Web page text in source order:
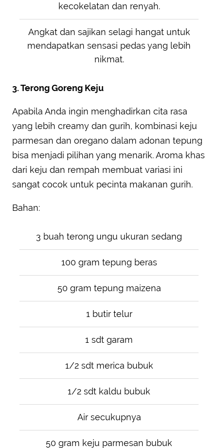
kecokelatan dan renyah.
Angkat dan sajikan selagi hangat untuk
mendapatkan sensasi pedas yang lebih
nikmat.
3. Terong Goreng Keju
Apabila Anda ingin menghadirkan cita rasa
yang lebih creamy dan gurih, kombinasi keju
parmesan dan oregano dalam adonan tepung
bisa menjadi pilihan yang menarik. Aroma khas
dari keju dan rempah membuat variasi ini
sangat cocok untuk pecinta makanan gurih.
Bahan:
3 buah terong ungu ukuran sedang
100 gram tepung beras
50 gram tepung maizena
1 butir telur
1 sdt garam
1/2 sdt merica bubuk
1/2 sdt kaldu bubuk
Air secukupnya
50 gram keju parmesan bubuk